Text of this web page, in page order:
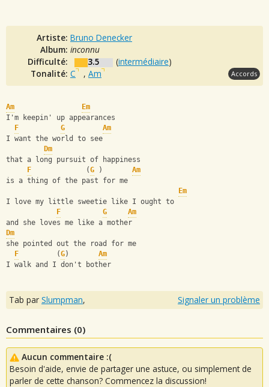
Artiste: Bruno Denecker
Album: inconnu
Difficulté:
3.5 (intermédiaire)
Tonalité: C , Am Accords
Am
Em
I'm keepin' up appearances
F
G
Am
I want the world to see
Dm
that a long pursuit of happiness
F
             (
G ) Am
is a thing of the past for me
Em
I love my little sweetie like I ought to
F
G
Am
and she loves me like a mother
Dm
she pointed out the road for me
F
         (
G) Am
I walk and I don't bother
Tab par Slumpman, Signaler un problème
Commentaires (0)
Aucun commentaire :(
Besoin d'aide, envie de partager une astuce, ou simplement de
parler de cette chanson? Commencez la discussion!